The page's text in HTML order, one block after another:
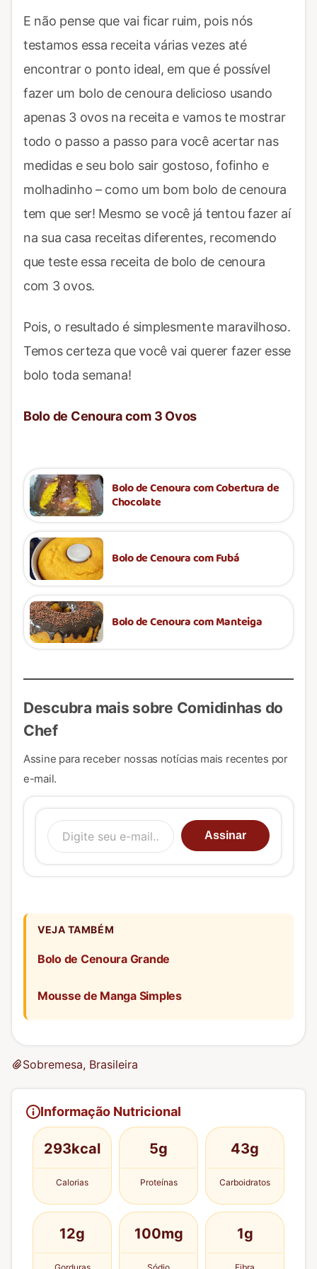
E não pense que vai ficar ruim, pois nós
testamos essa receita várias vezes até
encontrar o ponto ideal, em que é possível
fazer um bolo de cenoura delicioso usando
apenas 3 ovos na receita e vamos te mostrar
todo o passo a passo para você acertar nas
medidas e seu bolo sair gostoso, fofinho e
molhadinho – como um bom bolo de cenoura
tem que ser! Mesmo se você já tentou fazer aí
na sua casa receitas diferentes, recomendo
que teste essa receita de bolo de cenoura
com 3 ovos.
Pois, o resultado é simplesmente maravilhoso.
Temos certeza que você vai querer fazer esse
bolo toda semana!
Bolo de Cenoura com 3 Ovos
Bolo de Cenoura com Cobertura de
Chocolate
Bolo de Cenoura com Fubá
Bolo de Cenoura com Manteiga
Descubra mais sobre Comidinhas do
Chef
Assine para receber nossas notícias mais recentes por
e-mail.
Digite seu e-mail…
Assinar
VEJA TAMBÉM
Bolo de Cenoura Grande
Mousse de Manga Simples
Sobremesa, Brasileira
Informação Nutricional
293kcal
Calorias
5g
Proteínas
43g
Carboidratos
12g 100mg 1g